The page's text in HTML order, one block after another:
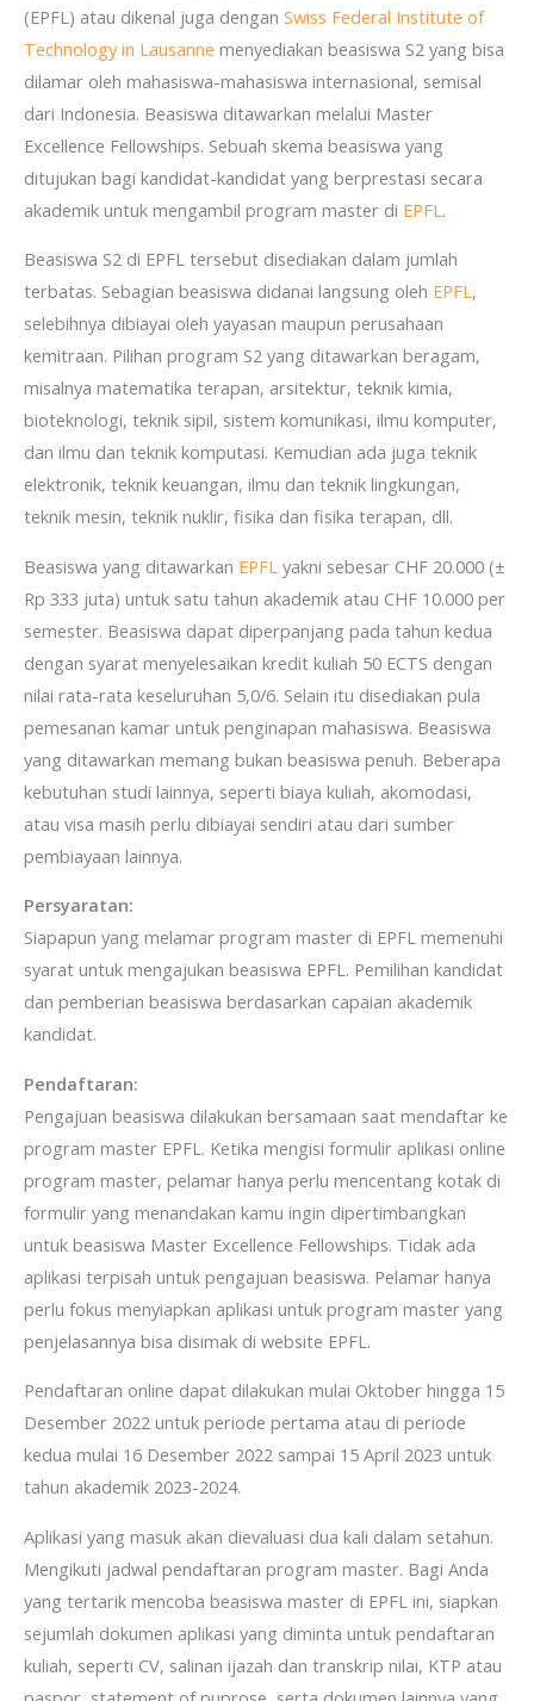
(EPFL) atau dikenal juga dengan Swiss Federal Institute of
Technology in Lausanne menyediakan beasiswa S2 yang bisa
dilamar oleh mahasiswa-mahasiswa internasional, semisal
dari Indonesia. Beasiswa ditawarkan melalui Master
Excellence Fellowships. Sebuah skema beasiswa yang
ditujukan bagi kandidat-kandidat yang berprestasi secara
akademik untuk mengambil program master di EPFL .
Beasiswa S2 di EPFL tersebut disediakan dalam jumlah
terbatas. Sebagian beasiswa didanai langsung oleh EPFL,
selebihnya dibiayai oleh yayasan maupun perusahaan
kemitraan. Pilihan program S2 yang ditawarkan beragam,
misalnya matematika terapan, arsitektur, teknik kimia,
bioteknologi, teknik sipil, sistem komunikasi, ilmu komputer,
dan ilmu dan teknik komputasi. Kemudian ada juga teknik
elektronik, teknik keuangan, ilmu dan teknik lingkungan,
teknik mesin, teknik nuklir, fisika dan fisika terapan, dll.
Beasiswa yang ditawarkan EPFL yakni sebesar CHF 20.000 (±
Rp 333 juta) untuk satu tahun akademik atau CHF 10.000 per
semester. Beasiswa dapat diperpanjang pada tahun kedua
dengan syarat menyelesaikan kredit kuliah 50 ECTS dengan
nilai rata-rata keseluruhan 5,0/6. Selain itu disediakan pula
pemesanan kamar untuk penginapan mahasiswa. Beasiswa
yang ditawarkan memang bukan beasiswa penuh. Beberapa
kebutuhan studi lainnya, seperti biaya kuliah, akomodasi,
atau visa masih perlu dibiayai sendiri atau dari sumber
pembiayaan lainnya.
Persyaratan:
Siapapun yang melamar program master di EPFL memenuhi
syarat untuk mengajukan beasiswa EPFL. Pemilihan kandidat
dan pemberian beasiswa berdasarkan capaian akademik
kandidat.
Pendaftaran:
Pengajuan beasiswa dilakukan bersamaan saat mendaftar ke
program master EPFL. Ketika mengisi formulir aplikasi online
program master, pelamar hanya perlu mencentang kotak di
formulir yang menandakan kamu ingin dipertimbangkan
untuk beasiswa Master Excellence Fellowships. Tidak ada
aplikasi terpisah untuk pengajuan beasiswa. Pelamar hanya
perlu fokus menyiapkan aplikasi untuk program master yang
penjelasannya bisa disimak di website EPFL.
Pendaftaran online dapat dilakukan mulai Oktober hingga 15
Desember 2022 untuk periode pertama atau di periode
kedua mulai 16 Desember 2022 sampai 15 April 2023 untuk
tahun akademik 2023-2024.
Aplikasi yang masuk akan dievaluasi dua kali dalam setahun.
Mengikuti jadwal pendaftaran program master. Bagi Anda
yang tertarik mencoba beasiswa master di EPFL ini, siapkan
sejumlah dokumen aplikasi yang diminta untuk pendaftaran
kuliah, seperti CV, salinan ijazah dan transkrip nilai, KTP atau